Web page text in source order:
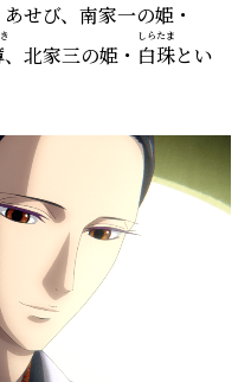
せび、南家一の姫・
、北家三の姫・ 白珠
しらたま
とい